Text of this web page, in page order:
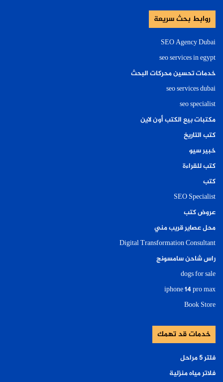
روابط بحث سريعة
SEO Agency Dubai
seo services in egypt
خدمات تحسين محركات البحث
seo services dubai
seo specialist
مكتبات بيع الكتب أون لاين
كتب التاريخ
خبير سيو
كتب للقراءة
كتب
SEO Specialist
عروض كتب
محل عصاير قريب مني
Digital Transformation Consultant
راس شاحن سامسونج
dogs for sale
iphone 14 pro max
Book Store
خدمات قد تهمك
فلتر ٥ مراحل
فلاتر مياه منزلية